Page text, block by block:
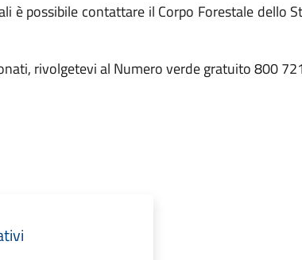
è possibile contattare il Corpo Forestale dello
rivolgetevi al Numero verde gratuito 800